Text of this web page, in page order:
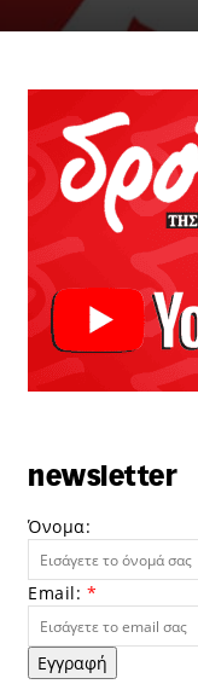
newsletter
Όνομα:
Email: *
Εγγραφή